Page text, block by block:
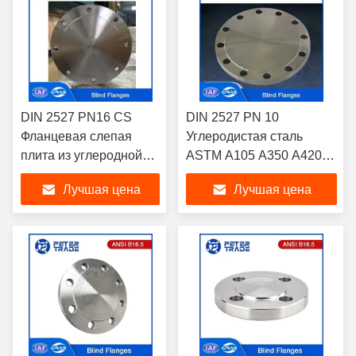
воды
DIN 2527 PN16 CS
Фланцевая слепая
плита из углеродной
стали / нержавеющей
стали Фланцы DN 10 -
DN 1000 для
промышленных
трубопроводов
Лучшая цена
DIN 2527 PN 10
Углеродистая сталь
ASTM A105 A350 A420
Слепая плита
фланцевая поднятая
сторона / плоская
сторона / RTJ / LJF
Лучшая цена